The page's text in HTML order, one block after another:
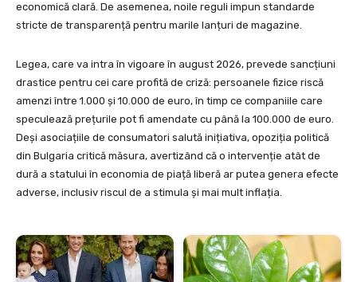
economică clară. De asemenea, noile reguli impun standarde
stricte de transparență pentru marile lanțuri de magazine.
Legea, care va intra în vigoare în august 2026, prevede sancțiuni
drastice pentru cei care profită de criză: persoanele fizice riscă
amenzi între 1.000 și 10.000 de euro, în timp ce companiile care
speculează prețurile pot fi amendate cu până la 100.000 de euro.
Deși asociațiile de consumatori salută inițiativa, opoziția politică
din Bulgaria critică măsura, avertizând că o intervenție atât de
dură a statului în economia de piață liberă ar putea genera efecte
adverse, inclusiv riscul de a stimula și mai mult inflația.